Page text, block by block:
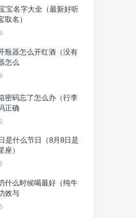
宝名字大全（最新好听
取名）
瓶器怎么开红酒（没有
怎么
密码忘了怎么办（行李
正确
是什么节日（8月8日是
座）
什么时候喝最好（纯牛
效与